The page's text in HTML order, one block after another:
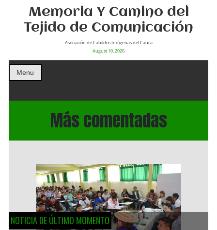
Memoria Y Camino del
Tejido de Comunicación
Asociación de Cabildos Indìgenas del Cauca
August 10, 2026
Menu
Más comentadas
NOTICIA DE ÚLTIMO MOMENTO